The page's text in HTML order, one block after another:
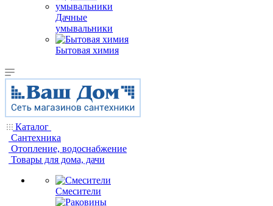
Дачные
умывальники
Бытовая химия
Каталог
Сантехника
Отопление, водоснабжение
Товары для дома, дачи
Смесители